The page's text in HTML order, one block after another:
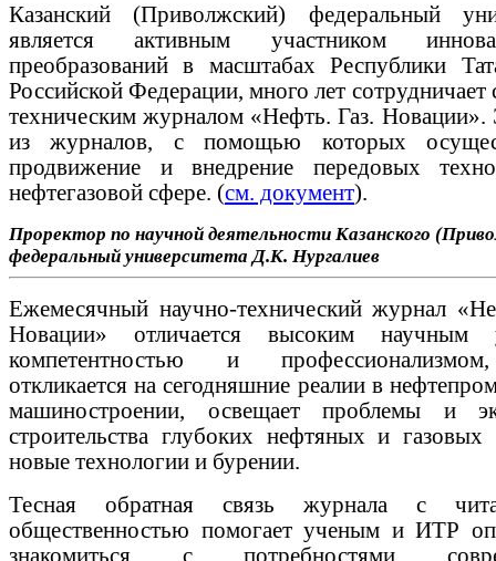
Казанский (Приволжский) федеральный
является активным участником
преобразований в масштабах Республики
Российской Федерации, много лет сотрудничает
техническим журналом «Нефть. Газ. Новации».
из журналов, с помощью которых
продвижение и внедрение передовых
нефтегазовой сфере. (см. документ).
Проректор по научной деятельности Казанского
федеральный университетаД.К. Нургалиев
Ежемесячный научно-технический журнал
Новации» отличается высоким научным
компетентностью и
откликается на сегодняшние реалии в
машиностроении, освещает проблемы и
строительства глубоких нефтяных и газовых
новые технологии и бурении.
Тесная обратная связь журнала с
общественностью помогает ученым и ИТР
знакомиться с потребностями